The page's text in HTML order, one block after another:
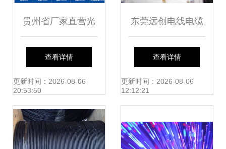
贵州省厂家直营光
纤光缆 品质卓越，
连接未来
查看详情
更新时间：2026-08-06
20:53:50
东莞远创电线电缆
制品厂 匠心联接未
来，线缆领域的一
查看详情
更新时间：2026-08-06
12:12:21